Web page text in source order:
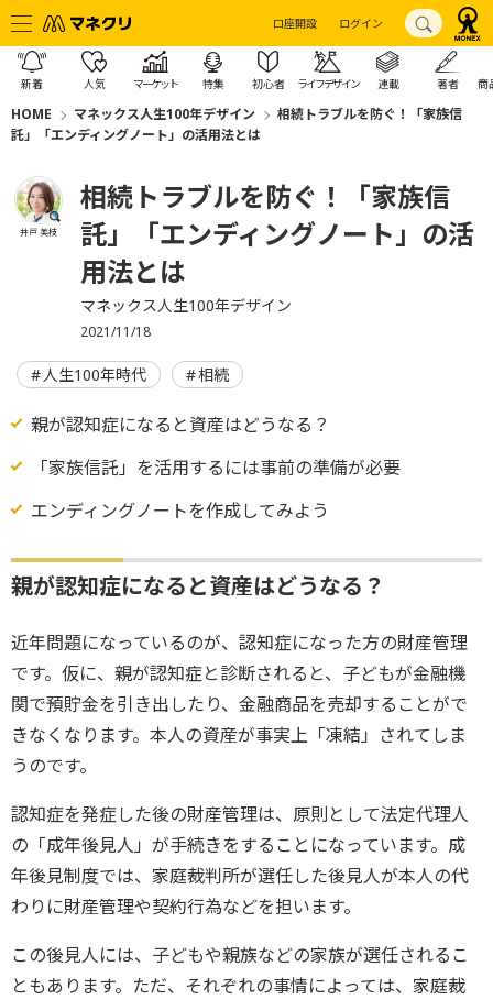
口座開設 ログイン
新着 人気 マーケット 特集 初心者 ライフデザイン 連載 著者 商
HOME マネックス人生100年デザイン
相続トラブルを防ぐ！「家族信
託」「エンディングノート」の活用法とは
井戸 美枝
相続トラブルを防ぐ！「家族信
託」「エンディングノート」の活
用法とは
マネックス人生100年デザイン
2021/11/18
人生100年時代 相続
親が認知症になると資産はどうなる？
「家族信託」を活用するには事前の準備が必要
エンディングノートを作成してみよう
親が認知症になると資産はどうなる？
近年問題になっているのが、認知症になった方の財産管理
です。仮に、親が認知症と診断されると、子どもが金融機
関で預貯金を引き出したり、金融商品を売却することがで
きなくなります。本人の資産が事実上「凍結」されてしま
うのです。
認知症を発症した後の財産管理は、原則として法定代理人
の「成年後見人」が手続きをすることになっています。成
年後見制度では、家庭裁判所が選任した後見人が本人の代
わりに財産管理や契約行為などを担います。
この後見人には、子どもや親族などの家族が選任されるこ
ともあります。ただ、それぞれの事情によっては、家庭裁